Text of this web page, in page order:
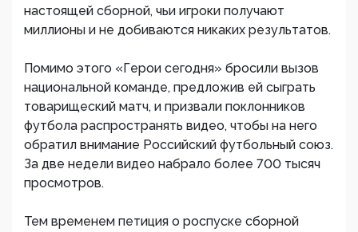
настоящей сборной, чьи игроки получают
миллионы и не добиваются никаких результатов.
Помимо этого «Герои сегодня» бросили вызов
национальной команде, предложив ей сыграть
товарищеский матч, и призвали поклонников
футбола распространять видео, чтобы на него
обратил внимание Российский футбольный союз.
За две недели видео набрало более 700 тысяч
просмотров.
Тем временем петиция о роспуске сборной